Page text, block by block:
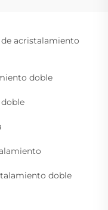
acristalamiento
doble
doble